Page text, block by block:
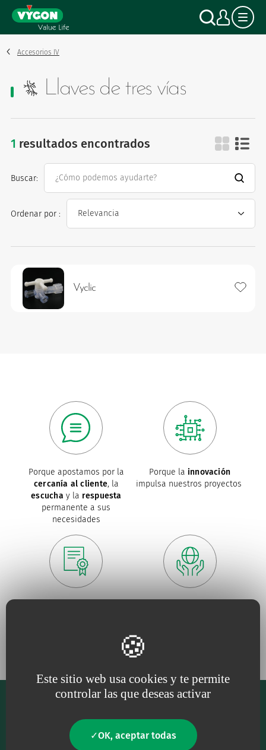
Panel de gestión de cookies
Este sitio web usa cookies y te permite
controlar las que deseas activar
OK, aceptar todas
contenido
principal
Buscar
Mi
Accesorios IV
Llaves de tres vías
1 resultados encontrados llaves de tres vías
Ordenar por :
Buscar:
Vyclic Añadir
Porque apostamos por la
cercanía al cliente, la
escucha y la respuesta
permanente a sus
necesidades
Porque la innovación
impulsa nuestros proyectos